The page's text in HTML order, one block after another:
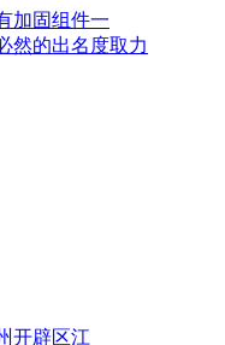
加固组件一
然的出名度取力
开辟区江